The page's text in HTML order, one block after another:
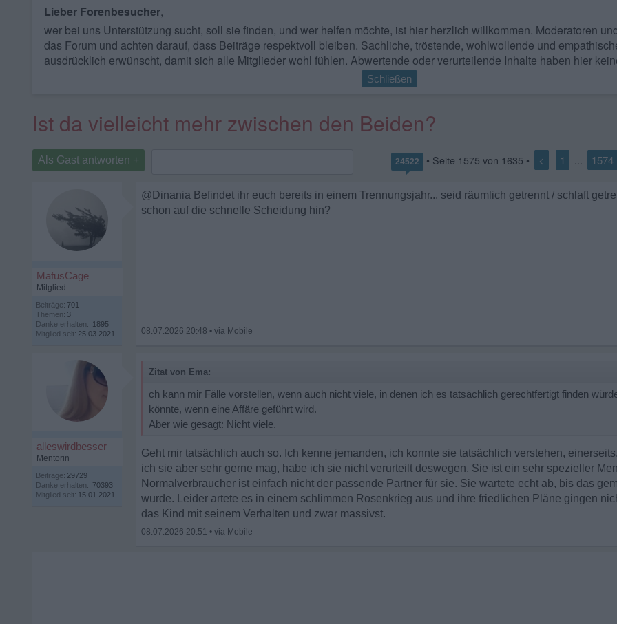
Lieber Forenbesucher,
wer bei uns Unterstützung sucht, soll sie finden, und wer helfen möchte, ist hier herzlich willkommen. Moderatoren
das Forum und achten darauf, dass Beiträge respektvoll bleiben. Sachliche, tröstende, wohlwollende und
ausdrücklich erwünscht, damit sich alle Mitglieder wohl fühlen. Abwertende oder verurteilende Inhalte haben hier
Schließen
Ist da vielleicht mehr zwischen den Beiden?
Als Gast antworten + 24522 • Seite 1575 von 1635 • < 1 ... 1574
MafusCage
Mitglied
Beiträge: 701
Themen: 3
Danke erhalten: 1895
Mitglied seit: 25.03.2021
@Dinania Befindet ihr euch bereits in einem Trennungsjahr... seid räumlich getrennt / schlaft
schon auf die schnelle Scheidung hin?
08.07.2026 20:48 •
alleswirdbesser
Mentorin
Beiträge: 29729
Danke erhalten: 70393
Mitglied seit: 15.01.2021
Zitat von Ema:
ch kann mir Fälle vorstellen, wenn auch nicht viele, in denen ich es tatsächlich gerechtfertigt finden
könnte, wenn eine Affäre geführt wird.
Aber wie gesagt: Nicht viele.
Geht mir tatsächlich auch so. Ich kenne jemanden, ich konnte sie tatsächlich verstehen,
ich sie aber sehr gerne mag, habe ich sie nicht verurteilt deswegen. Sie ist ein sehr spezieller
Normalverbraucher ist einfach nicht der passende Partner für sie. Sie wartete echt ab, bis das
wurde. Leider artete es in einem schlimmen Rosenkrieg aus und ihre friedlichen Pläne gingen
das Kind mit seinem Verhalten und zwar massivst.
08.07.2026 20:51 •